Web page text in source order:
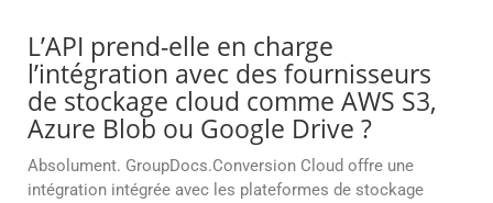
L’API prend-elle en charge
l’intégration avec des fournisseurs
de stockage cloud comme AWS S3,
Azure Blob ou Google Drive ?
Absolument. GroupDocs.Conversion Cloud offre une
intégration intégrée avec les plateformes de stockage